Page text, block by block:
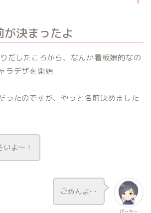
が決まったよ
だしたころから、なんか看板娘的なの
ラデザを開始
ったのですが、やっと名前決めました
いよ～！
ぴーちー
ごめんよ…